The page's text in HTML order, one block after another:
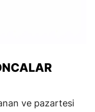
ve pazartesi